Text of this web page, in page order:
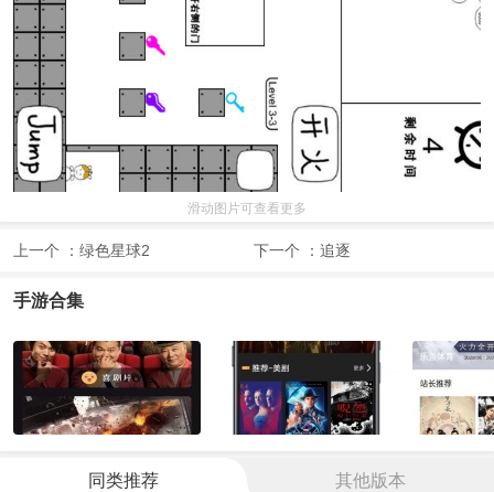
滑动图片可查看更多
上一个 ： 绿色星球2 下一个 ： 追逐
手游合集
同类推荐 其他版本